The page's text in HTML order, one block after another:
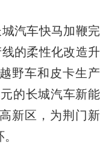
汽车快马加鞭完
的柔性化改造升
野车和皮卡生产
的长城汽车新能
新区，为荆门新